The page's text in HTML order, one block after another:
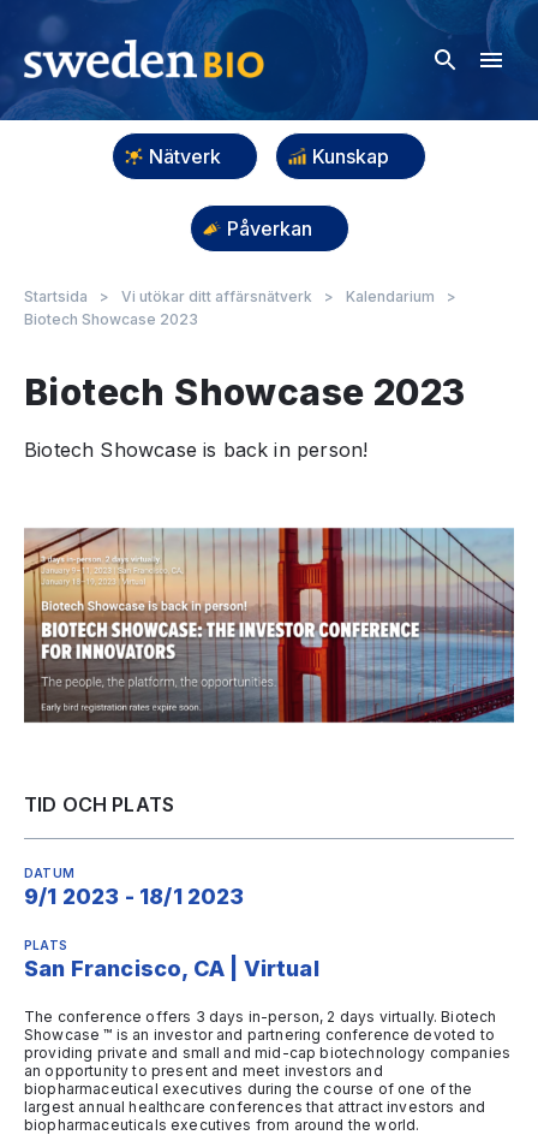
Nätverk Kunskap
Påverkan
Startsida > Vi utökar ditt affärsnätverk > Kalendarium
>
Biotech Showcase 2023
Biotech Showcase 2023
Biotech Showcase is back in person!
TID OCH PLATS
DATUM
9/1 2023 - 18/1 2023
PLATS
San Francisco, CA | Virtual
The conference offers 3 days in-person, 2 days virtually. Biotech
Showcase ™ is an investor and partnering conference devoted to
providing private and small and mid-cap biotechnology companies
an opportunity to present and meet investors and
biopharmaceutical executives during the course of one of the
largest annual healthcare conferences that attract investors and
biopharmaceuticals executives from around the world.